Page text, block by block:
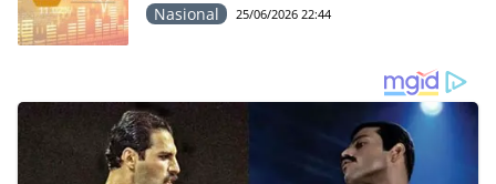
Nasional 25/06/2026 22:44